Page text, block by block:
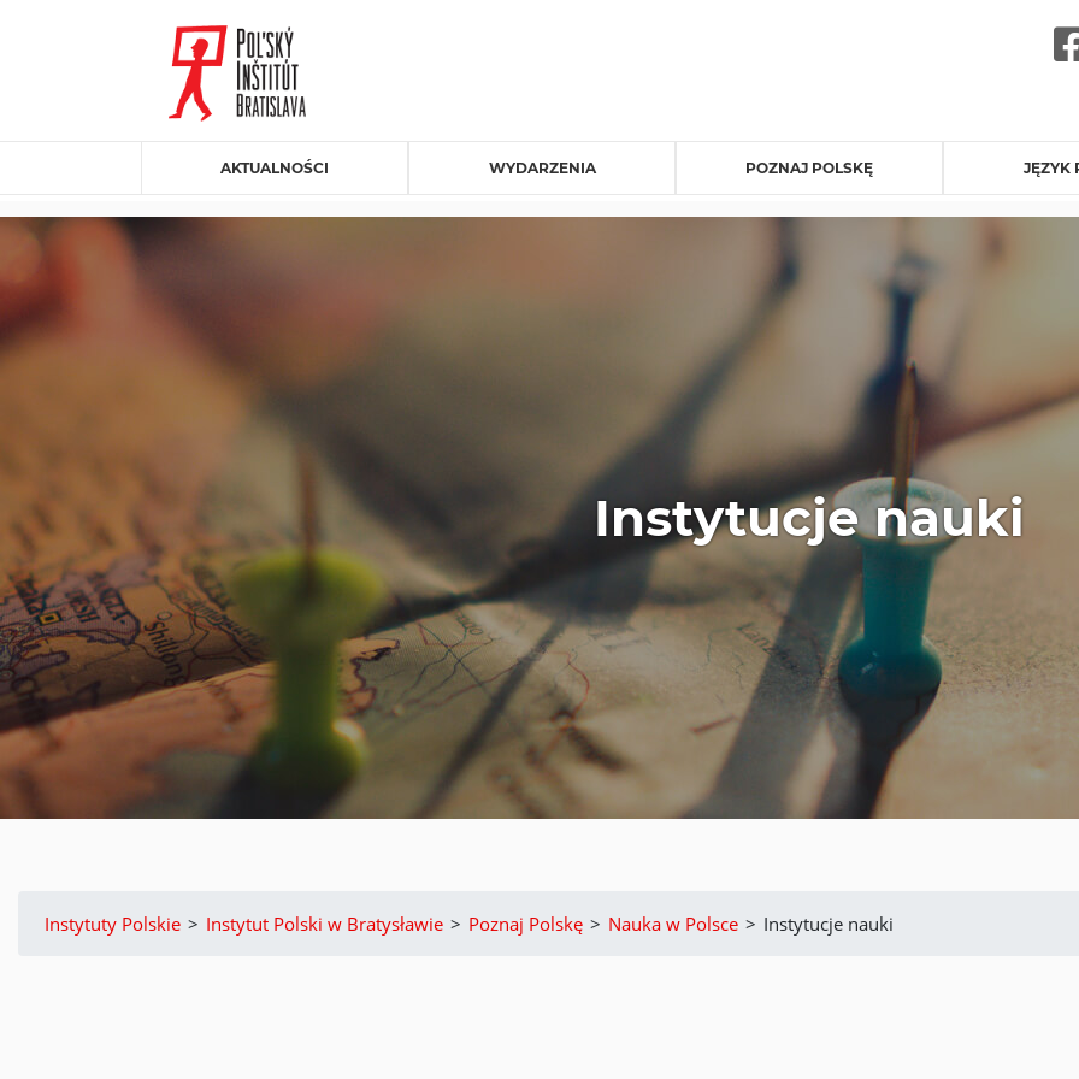
AKTUALNOŚCI WYDARZENIA POZNAJ POLSKĘ JĘZYK
Instytucje nauki
Instytuty Polskie > Instytut Polski w Bratysławie > Poznaj Polskę > Nauka w Polsce > Instytucje nauki